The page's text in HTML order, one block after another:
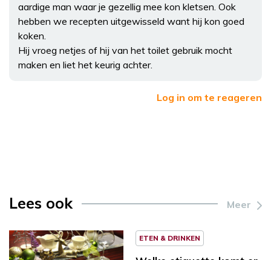
aardige man waar je gezellig mee kon kletsen. Ook
hebben we recepten uitgewisseld want hij kon goed
koken.
Hij vroeg netjes of hij van het toilet gebruik mocht
maken en liet het keurig achter.
Log in om te reageren
Lees ook Meer
ETEN & DRINKEN